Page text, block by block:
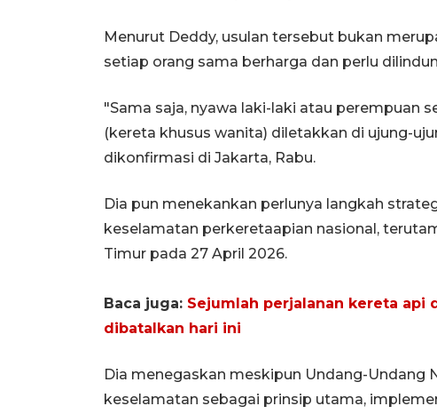
Menurut Deddy, usulan tersebut bukan
setiap orang sama berharga dan perlu
"Sama saja, nyawa laki-laki atau perempuan
(kereta khusus wanita) diletakkan di ujung-
dikonfirmasi di Jakarta, Rabu.
Dia pun menekankan perlunya langkah
keselamatan perkeretaapian nasional,
Timur pada 27 April 2026.
Baca juga: Sejumlah perjalanan kereta api
dibatalkan hari ini
Dia menegaskan meskipun Undang-Undang
keselamatan sebagai prinsip utama,